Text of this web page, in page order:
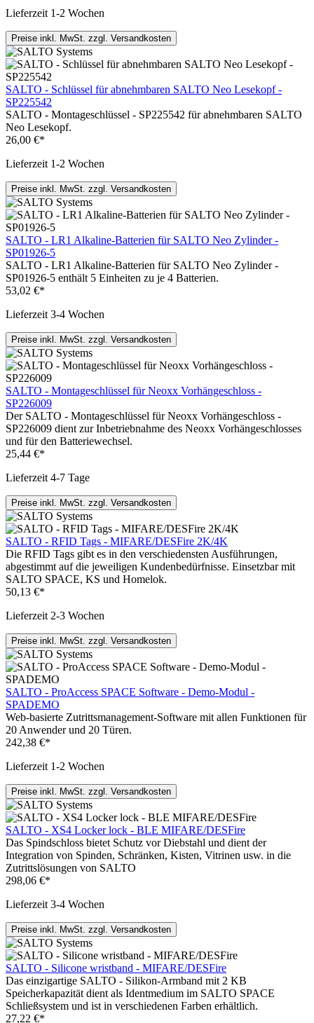
Lieferzeit 1-2 Wochen
Preise inkl. MwSt. zzgl. Versandkosten
SALTO - Schlüssel für abnehmbaren SALTO Neo Lesekopf -
SP225542
SALTO - Montageschlüssel - SP225542 für abnehmbaren SALTO
Neo Lesekopf.
26,00 €*
Lieferzeit 1-2 Wochen
Preise inkl. MwSt. zzgl. Versandkosten
SALTO - LR1 Alkaline-Batterien für SALTO Neo Zylinder -
SP01926-5
SALTO - LR1 Alkaline-Batterien für SALTO Neo Zylinder -
SP01926-5 enthält 5 Einheiten zu je 4 Batterien.
53,02 €*
Lieferzeit 3-4 Wochen
Preise inkl. MwSt. zzgl. Versandkosten
SALTO - Montageschlüssel für Neoxx Vorhängeschloss -
SP226009
Der SALTO - Montageschlüssel für Neoxx Vorhängeschloss -
SP226009 dient zur Inbetriebnahme des Neoxx Vorhängeschlosses
und für den Batteriewechsel.
25,44 €*
Lieferzeit 4-7 Tage
Preise inkl. MwSt. zzgl. Versandkosten
SALTO - RFID Tags - MIFARE/DESFire 2K/4K
Die RFID Tags gibt es in den verschiedensten Ausführungen,
abgestimmt auf die jeweiligen Kundenbedürfnisse. Einsetzbar mit
SALTO SPACE, KS und Homelok.
50,13 €*
Lieferzeit 2-3 Wochen
Preise inkl. MwSt. zzgl. Versandkosten
SALTO - ProAccess SPACE Software - Demo-Modul -
SPADEMO
Web-basierte Zutrittsmanagement-Software mit allen Funktionen für
20 Anwender und 20 Türen.
242,38 €*
Lieferzeit 1-2 Wochen
Preise inkl. MwSt. zzgl. Versandkosten
SALTO - XS4 Locker lock - BLE MIFARE/DESFire
Das Spindschloss bietet Schutz vor Diebstahl und dient der
Integration von Spinden, Schränken, Kisten, Vitrinen usw. in die
Zutrittslösungen von SALTO
298,06 €*
Lieferzeit 3-4 Wochen
Preise inkl. MwSt. zzgl. Versandkosten
SALTO - Silicone wristband - MIFARE/DESFire
Das einzigartige SALTO - Silikon-Armband mit 2 KB
Speicherkapazität dient als Identmedium im SALTO SPACE
Schließsystem und ist in verschiedenen Farben erhältlich.
27,22 €*